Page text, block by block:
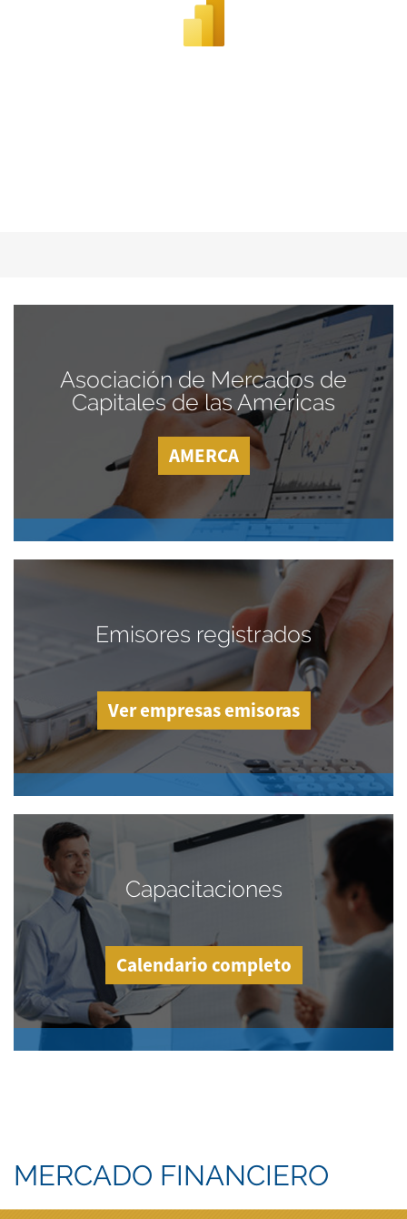
Asociación de Mercados de
Capitales de las Américas
AMERCA
Emisores registrados
Ver empresas emisoras
Capacitaciones
Calendario completo
MERCADO FINANCIERO